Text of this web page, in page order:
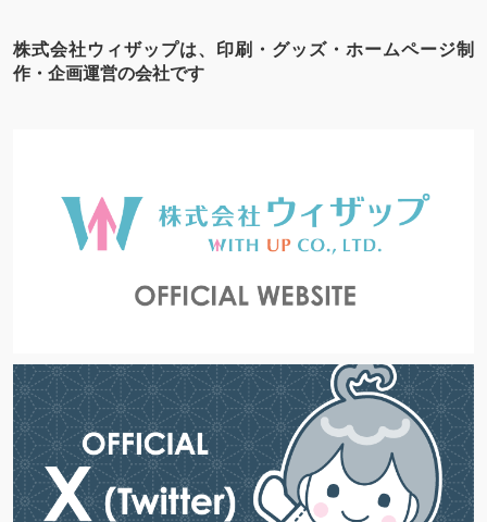
株式会社ウィザップは、印刷・グッズ・ホームページ制
作・企画運営の会社です